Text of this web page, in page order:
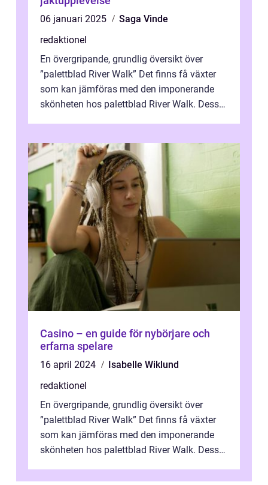
06 januari 2025
Saga Vinde
redaktionel
En övergripande, grundlig översikt över
”palettblad River Walk” Det finns få växter
som kan jämföras med den imponerande
skönheten hos palettblad River Walk. Dess
Casino – en guide för nybörjare och
erfarna spelare
16 april 2024
Isabelle Wiklund
redaktionel
En övergripande, grundlig översikt över
”palettblad River Walk” Det finns få växter
som kan jämföras med den imponerande
skönheten hos palettblad River Walk. Dess